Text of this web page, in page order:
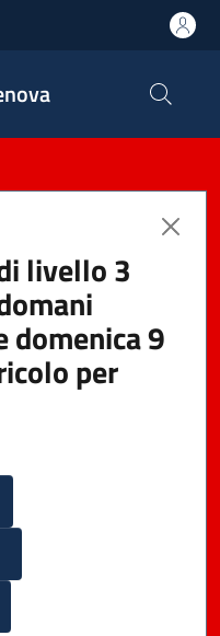
livello 3
domenica 9
per